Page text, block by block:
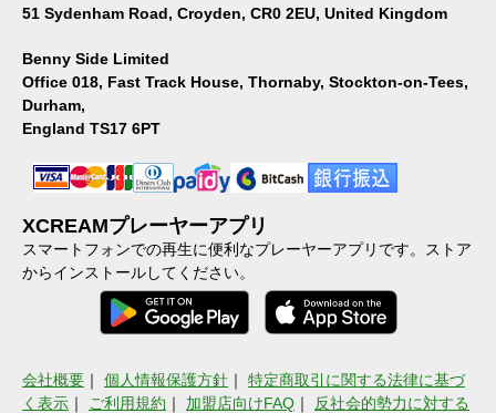
51 Sydenham Road, Croyden, CR0 2EU, United Kingdom
Benny Side Limited
Office 018, Fast Track House, Thornaby, Stockton-on-Tees,
Durham,
England TS17 6PT
XCREAMプレーヤーアプリ
スマートフォンでの再生に便利なプレーヤーアプリです。ストア
からインストールしてください。
会社概要 ｜ 個人情報保護方針 ｜ 特定商取引に関する法律に基づ
く表示 ｜ ご利用規約 ｜ 加盟店向けFAQ ｜ 反社会的勢力に対する